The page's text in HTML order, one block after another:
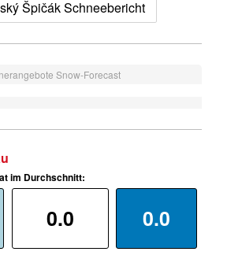
Špičák Schneebericht
Snow-Forecast
im Durchschnitt:
0.0 0.0